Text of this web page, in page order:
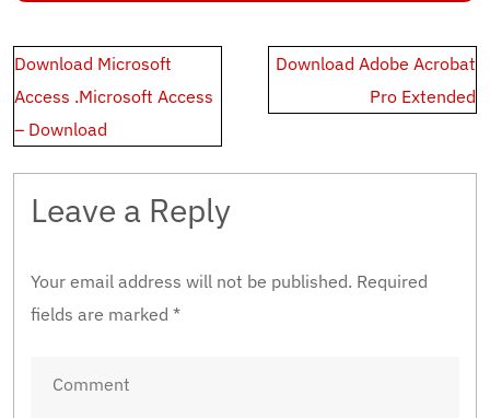
Post
navigation
Download Microsoft
Access .Microsoft Access
– Download
Download Adobe Acrobat
Pro Extended
Leave a Reply
Your email address will not be published. Required
fields are marked *